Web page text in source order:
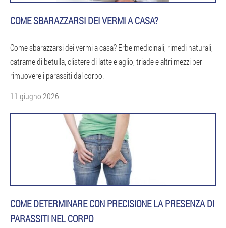
COME SBARAZZARSI DEI VERMI A CASA?
Come sbarazzarsi dei vermi a casa? Erbe medicinali, rimedi naturali,
catrame di betulla, clistere di latte e aglio, triade e altri mezzi per
rimuovere i parassiti dal corpo.
11 giugno 2026
COME DETERMINARE CON PRECISIONE LA PRESENZA DI
PARASSITI NEL CORPO